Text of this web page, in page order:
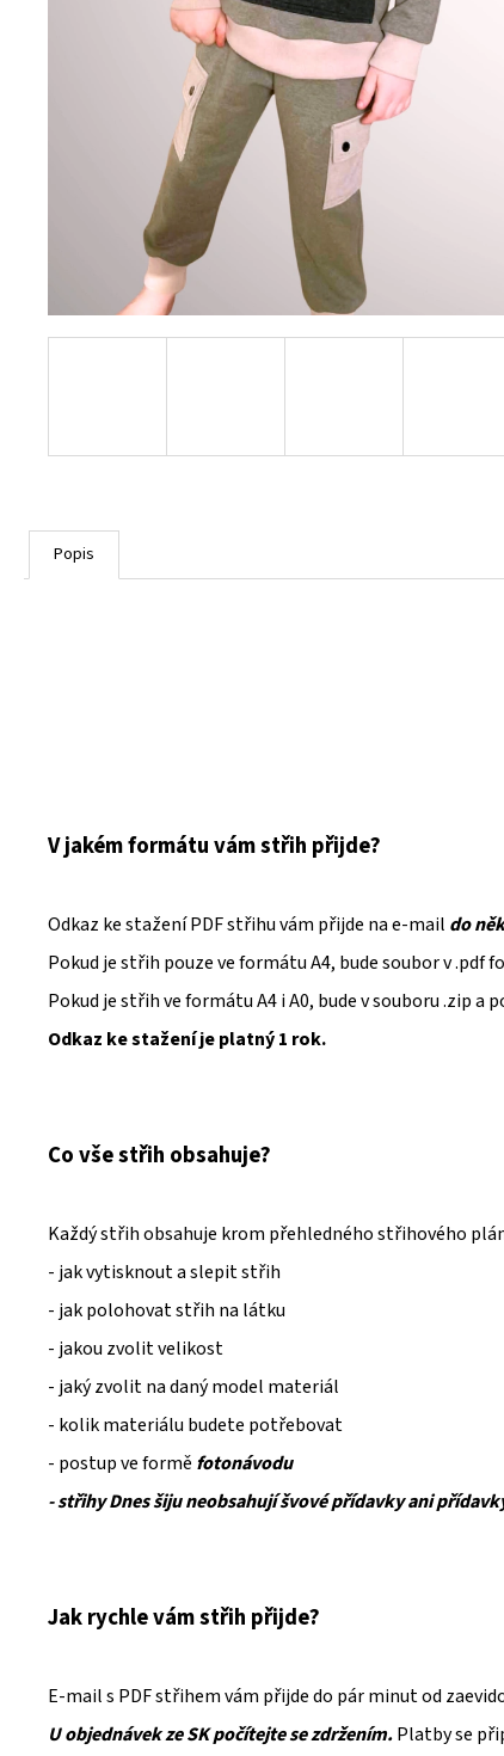
Popis
V jakém formátu vám střih přijde?
Odkaz ke stažení PDF střihu vám přijde na e-mail do
Pokud je střih pouze ve formátu A4, bude soubor v .pdf
Pokud je střih ve formátu A4 i A0, bude v souboru .zip
Odkaz ke stažení je platný 1 rok.
Co vše střih obsahuje?
Každý střih obsahuje krom přehledného střihového
- jak vytisknout a slepit střih
- jak polohovat střih na látku
- jakou zvolit velikost
- jaký zvolit na daný model materiál
- kolik materiálu budete potřebovat
- postup ve formě fotonávodu
- střihy Dnes šiju neobsahují švové přídavky ani
Jak rychle vám střih přijde?
E-mail s PDF střihem vám přijde do pár minut od
U objednávek ze SK počítejte se zdržením.Platby se